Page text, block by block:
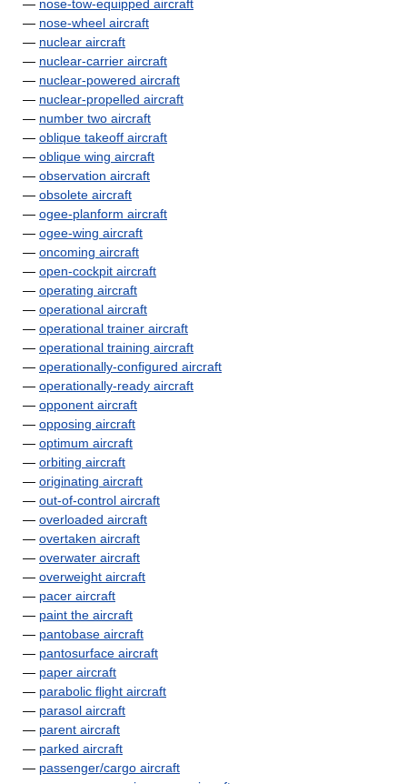
— nose-tow-equipped aircraft
— nose-wheel aircraft
— nuclear aircraft
— nuclear-carrier aircraft
— nuclear-powered aircraft
— nuclear-propelled aircraft
— number two aircraft
— oblique takeoff aircraft
— oblique wing aircraft
— observation aircraft
— obsolete aircraft
— ogee-planform aircraft
— ogee-wing aircraft
— oncoming aircraft
— open-cockpit aircraft
— operating aircraft
— operational aircraft
— operational trainer aircraft
— operational training aircraft
— operationally-configured aircraft
— operationally-ready aircraft
— opponent aircraft
— opposing aircraft
— optimum aircraft
— orbiting aircraft
— originating aircraft
— out-of-control aircraft
— overloaded aircraft
— overtaken aircraft
— overwater aircraft
— overweight aircraft
— pacer aircraft
— paint the aircraft
— pantobase aircraft
— pantosurface aircraft
— paper aircraft
— parabolic flight aircraft
— parasol aircraft
— parent aircraft
— parked aircraft
— passenger/cargo aircraft